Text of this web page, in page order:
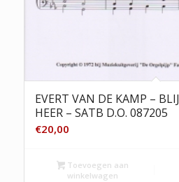
EVERT VAN DE KAMP –
HEER – SATB D.O. 087205
€20,00
Toevoegen aan
winkelwagen